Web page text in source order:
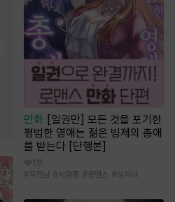
만화 [일권만] 모든 것을 포기한
평범한 영애는 젊은 빙제의 총애
를 받는다 [단행본]
1천
#직진남 #서양풍 #로맨스 #상처녀